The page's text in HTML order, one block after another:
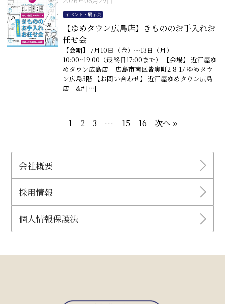
イベント・展示会
【ゆめタウン広島店】きもののお手入れお
任せ会
【会期】 7月10日（金）〜13日（月）
10:00~19:00（最終日17:00まで） 【会場】 近江屋ゆ
めタウン広島店 広島市南区皆実町2-8-17 ゆめタウ
ン広島3階 【お問い合わせ】 近江屋ゆめタウン広島
店 &# […]
1 2 3 … 15 16 次へ »
会社概要
採用情報
個人情報保護法